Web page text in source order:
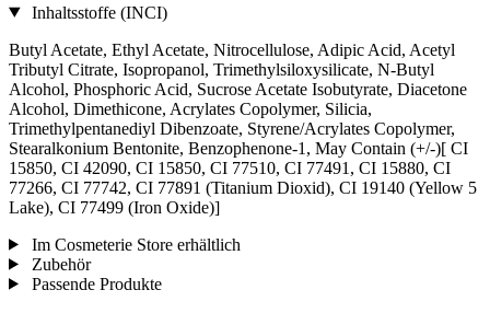
Inhaltsstoffe (INCI)
Butyl Acetate, Ethyl Acetate, Nitrocellulose, Adipic Acid, Acetyl
Tributyl Citrate, Isopropanol, Trimethylsiloxysilicate, N-Butyl
Alcohol, Phosphoric Acid, Sucrose Acetate Isobutyrate, Diacetone
Alcohol, Dimethicone, Acrylates Copolymer, Silicia,
Trimethylpentanediyl Dibenzoate, Styrene/Acrylates Copolymer,
Stearalkonium Bentonite, Benzophenone-1, May Contain (+/-)[ CI
15850, CI 42090, CI 15850, CI 77510, CI 77491, CI 15880, CI
77266, CI 77742, CI 77891 (Titanium Dioxid), CI 19140 (Yellow 5
Lake), CI 77499 (Iron Oxide)]
Im Cosmeterie Store erhältlich
Zubehör
Passende Produkte